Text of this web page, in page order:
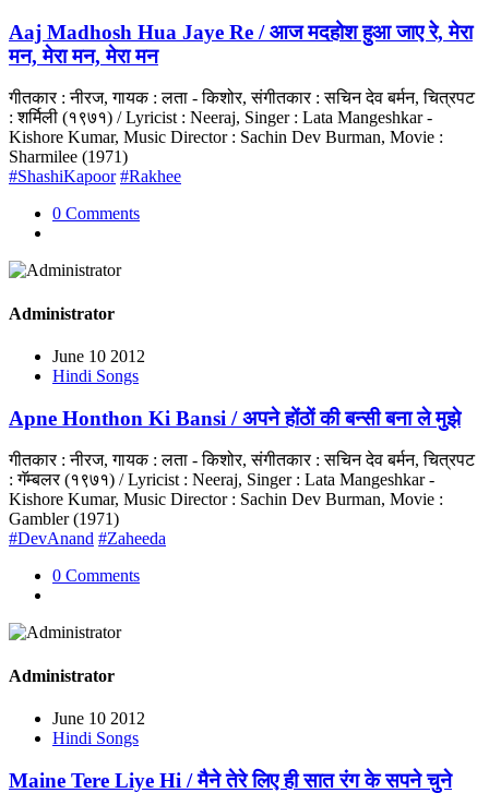
Aaj Madhosh Hua Jaye Re / आज मदहोश हुआ जाए रे, मेरा
मन, मेरा मन, मेरा मन
गीतकार : नीरज, गायक : लता - किशोर, संगीतकार : सचिन देव बर्मन, चित्रपट
: शर्मिली (१९७१) / Lyricist : Neeraj, Singer : Lata Mangeshkar -
Kishore Kumar, Music Director : Sachin Dev Burman, Movie :
Sharmilee (1971)
#ShashiKapoor #Rakhee
0 Comments
Administrator
June 10 2012
Hindi Songs
Apne Honthon Ki Bansi / अपने होंठों की बन्सी बना ले मुझे
गीतकार : नीरज, गायक : लता - किशोर, संगीतकार : सचिन देव बर्मन, चित्रपट
: गॅम्बलर (१९७१) / Lyricist : Neeraj, Singer : Lata Mangeshkar -
Kishore Kumar, Music Director : Sachin Dev Burman, Movie :
Gambler (1971)
#DevAnand #Zaheeda
0 Comments
Administrator
June 10 2012
Hindi Songs
Maine Tere Liye Hi / मैने तेरे लिए ही सात रंग के सपने चुने